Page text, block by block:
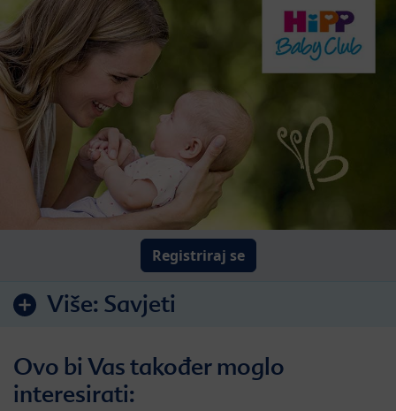
Registriraj se
Više: Savjeti
Ovo bi Vas također moglo
interesirati: